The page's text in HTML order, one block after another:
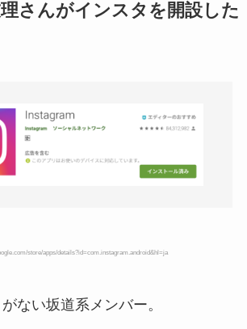
さんがインスタを開設した
store/apps/details?id=com.instagram.android&hl=ja
ない坂道系メンバー。